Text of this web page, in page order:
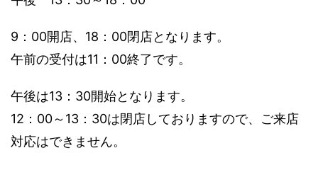
9：00開店、18：00閉店となります。
午前の受付は11：00終了です。
午後は13：30開始となります。
12：00～13：30は閉店しておりますので、ご来店
対応はできません。